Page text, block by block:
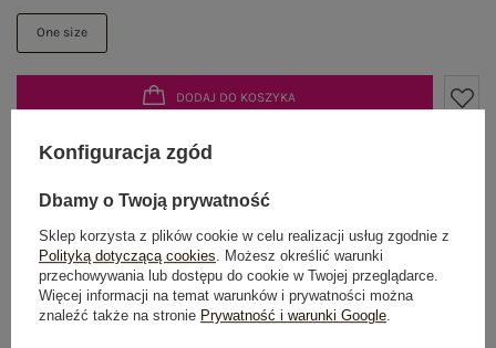
One size
DODAJ DO KOSZYKA
Możesz kupić także poprzez:
Dostawaod 7,99 zł
Do darmowej dostawy brakuje 200,00 zł
Konfiguracja zgód
Dbamy o Twoją prywatność
Sklep korzysta z plików cookie w celu realizacji usług zgodnie z
Polityką dotyczącą cookies . Możesz określić warunki
przechowywania lub dostępu do cookie w Twojej przeglądarce.
Więcej informacji na temat warunków i prywatności można
znaleźć także na stronie Prywatność i warunki Google